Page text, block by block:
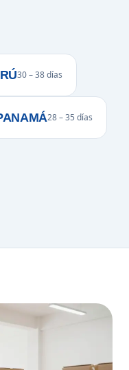
30 – 38 días
28 – 35 días